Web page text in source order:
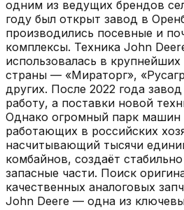
одним из ведущих брендов
году был открыт завод в
производились посевные и
комплексы. Техника John
использовалась в крупнейших
страны — «Мираторг»,
других. После 2022 года
работу, а поставки новой
Однако огромный парк машин
работающих в российских
насчитывающий тысячи
комбайнов, создаёт
запасные части. Поиск
качественных аналоговых
John Deere — одна из